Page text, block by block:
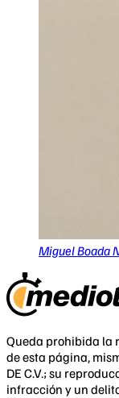
Miguel Boada
Queda prohibida la
de esta página,
DE C.V.; su
infracción y un